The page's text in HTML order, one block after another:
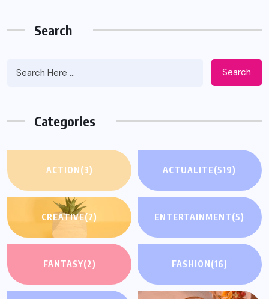
Search
Search
Categories
ACTION(3) ACTUALITE(519)
CREATIVE(7) ENTERTAINMENT(5)
FANTASY(2) FASHION(16)